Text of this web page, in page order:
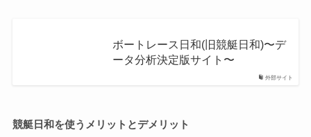
外部サイト
ボートレース日和(旧競艇日和)〜デ
ータ分析決定版サイト〜
競艇日和を使うメリットとデメリット